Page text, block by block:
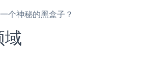
个神秘的黑盒子？